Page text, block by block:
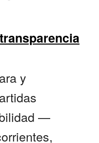
y
—